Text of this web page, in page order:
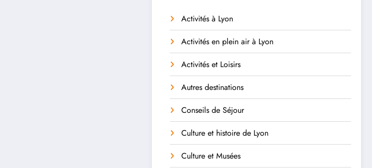
Activités à Lyon
Activités en plein air à Lyon
Activités et Loisirs
Autres destinations
Conseils de Séjour
Culture et histoire de Lyon
Culture et Musées